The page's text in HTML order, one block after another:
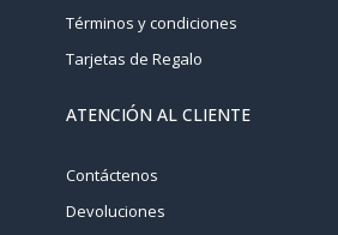
Términos y condiciones
Tarjetas de Regalo
ATENCIÓN AL CLIENTE
Contáctenos
Devoluciones